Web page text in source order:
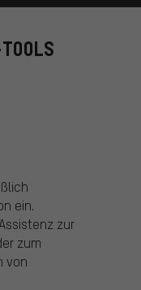
ein.
zur
zum
von